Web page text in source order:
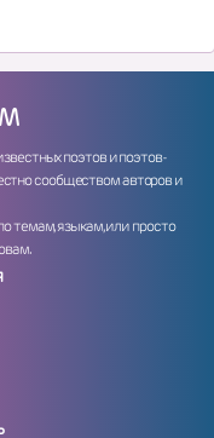
поэтов и поэтов-
сообществом авторов и
темам, языкам, или просто